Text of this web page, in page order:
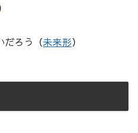
ろう（未来形）